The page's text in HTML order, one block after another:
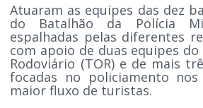
Atuaram as equipes das dez
do Batalhão da Polícia
espalhadas pelas diferentes
com apoio de duas equipes
Rodoviário (TOR) e de mais
focadas no policiamento
maior fluxo de turistas.